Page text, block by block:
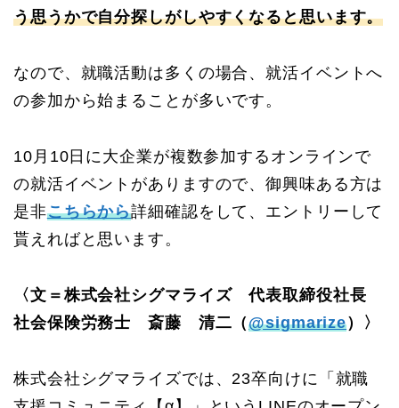
う思うかで自分探しがしやすくなると思います。
なので、就職活動は多くの場合、就活イベントへ
の参加から始まることが多いです。
10月10日に大企業が複数参加するオンラインで
の就活イベントがありますので、御興味ある方は
是非こちらから詳細確認をして、エントリーして
貰えればと思います。
〈文＝株式会社シグマライズ 代表取締役社長
社会保険労務士 斎藤 清二（@sigmarize）〉
株式会社シグマライズでは、23卒向けに「就職